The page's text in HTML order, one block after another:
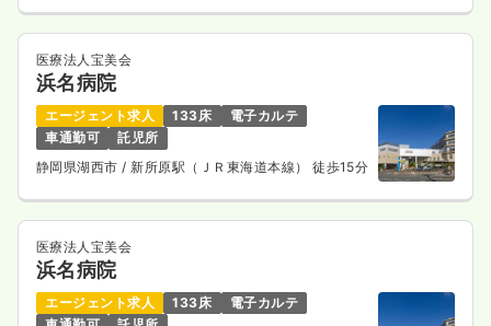
医療法人宝美会
浜名病院
エージェント求人 133床
電子カルテ
車通勤可
託児所
静岡県湖西市 / 新所原駅（ＪＲ東海道本線） 徒歩15分
医療法人宝美会
浜名病院
エージェント求人 133床
電子カルテ